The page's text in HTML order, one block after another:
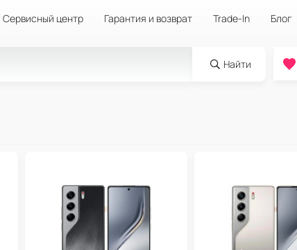
Сервисный центр Гарантия и возврат Trade-In Блог
Найти